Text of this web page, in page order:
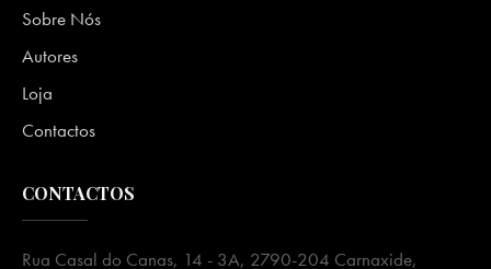
Sobre Nós
Autores
Loja
Contactos
CONTACTOS
Rua Casal do Canas, 14 - 3A, 2790-204 Carnaxide,